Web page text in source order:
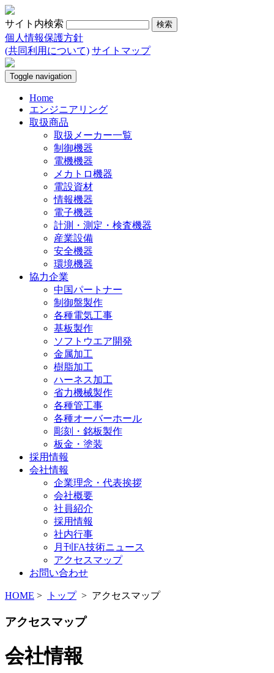
サイト内検索
個人情報保護方針
(共同利用について) サイトマップ
Toggle navigation
Home
エンジニアリング
取扱商品
取扱メーカー一覧
制御機器
電機機器
メカトロ機器
電設資材
情報機器
電子機器
計測・測定・検査機器
産業設備
安全機器
環境機器
協力企業
中国パートナー
制御盤製作
各種電気工事
基板製作
ソフトウエア開発
金属加工
樹脂加工
ハーネス加工
省力機械製作
各種管工事
各種オーバーホール
彫刻・銘板製作
板金・塗装
採用情報
会社情報
企業理念・代表挨拶
会社概要
社員紹介
採用情報
社内行事
月刊FA技術ニュース
アクセスマップ
お問い合わせ
HOME > トップ> アクセスマップ
アクセスマップ
会社情報